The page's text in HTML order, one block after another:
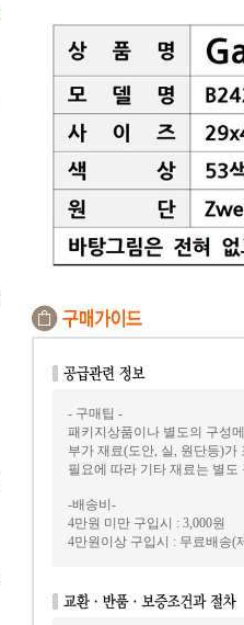
- 구매팁 -
패키지상품이나 별도의 구성
부가 재료(도안, 실, 원단등)
필요에 따라 기타 재료는 별
-배송비-
4만원 미만 구입시 : 3,000원
4만원이상 구입시 : 무료배송(